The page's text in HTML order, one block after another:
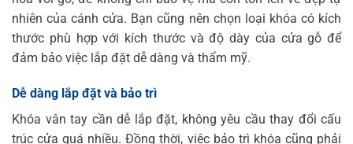
nhiên của cánh cửa. Bạn cũng nên chọn loại khóa có kích
thước phù hợp với kích thước và độ dày của cửa gỗ để
đảm bảo việc lắp đặt dễ dàng và thẩm mỹ.
Dễ dàng lắp đặt và bảo trì
Khóa vân tay cần dễ lắp đặt, không yêu cầu thay đổi cấu
trúc cửa quá nhiều. Đồng thời, việc bảo trì khóa cũng phải